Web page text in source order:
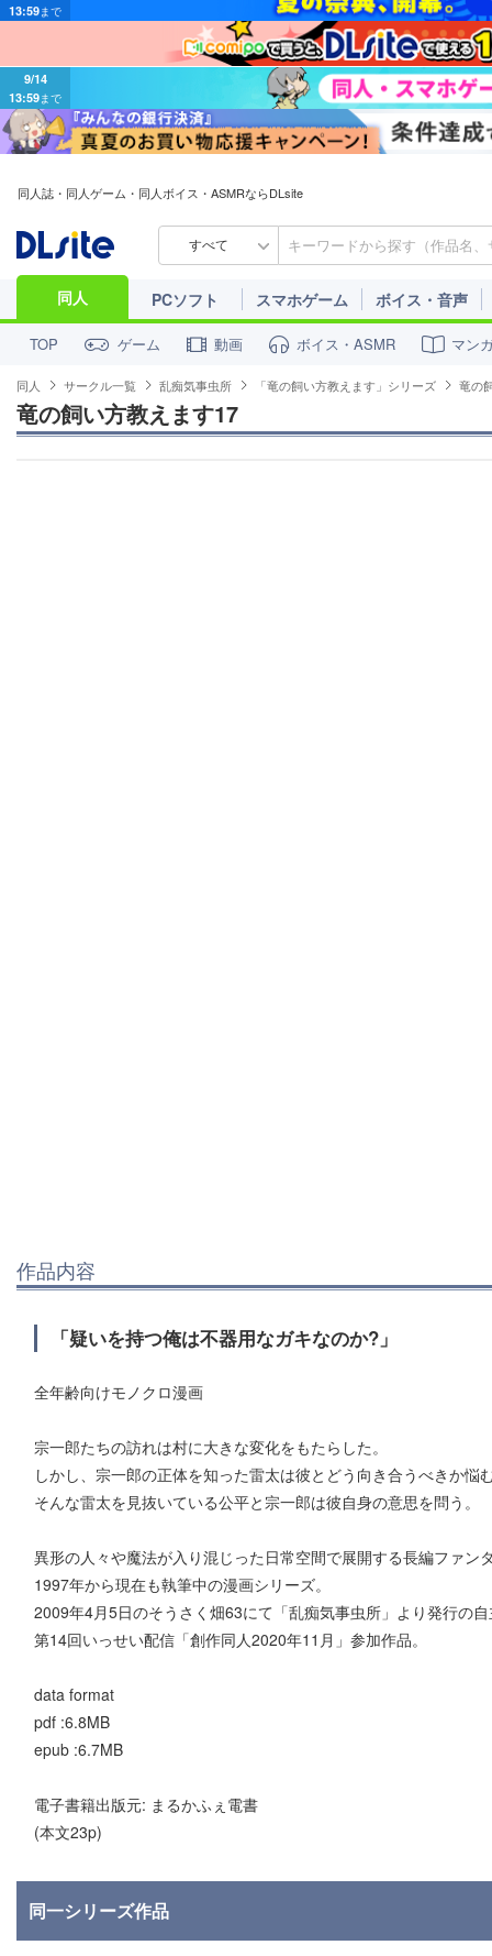
13:59まで
同人誌・同人ゲーム・同人ボイス・ASMRならDLsite
すべて
同人 PCソフト スマホゲーム ボイス・音声
TOP ゲーム 動画 ボイス・ASMR マン
同人 サークル一覧 乱痴気事虫所 「竜の飼い方教えます」シリーズ 竜の
竜の飼い方教えます17
作品内容
「疑いを持つ俺は不器用なガキなのか?」
全年齢向けモノクロ漫画
宗一郎たちの訪れは村に大きな変化をもたらした。
しかし、宗一郎の正体を知った雷太は彼とどう向き合うべきか悩
そんな雷太を見抜いている公平と宗一郎は彼自身の意思を問う。
異形の人々や魔法が入り混じった日常空間で展開する長編ファン
1997年から現在も執筆中の漫画シリーズ。
2009年4月5日のそうさく畑63にて「乱痴気事虫所」より発行の
第14回いっせい配信「創作同人2020年11月」参加作品。
data format
pdf :6.8MB
epub :6.7MB
電子書籍出版元: まるかふぇ電書
(本文23p)
同一シリーズ作品